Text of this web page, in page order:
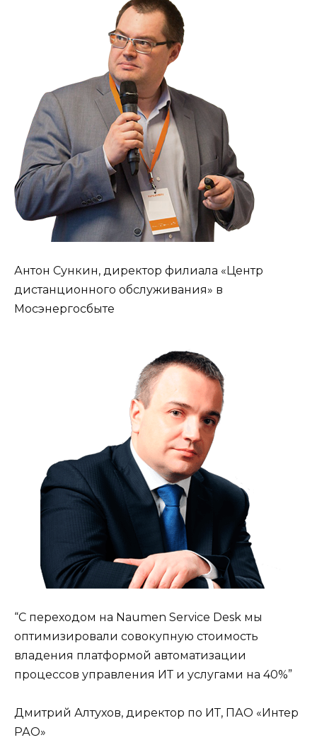
Антон Сункин, директор филиала «Центр
дистанционного обслуживания» в
Мосэнергосбыте
“С переходом на Naumen Service Desk мы
оптимизировали совокупную стоимость
владения платформой автоматизации
процессов управления ИТ и услугами на 40%”
Дмитрий Алтухов, директор по ИТ, ПАО «Интер
РАО»